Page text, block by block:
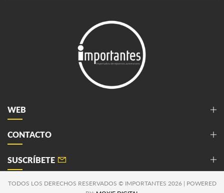
WEB
CONTACTO
SUSCRÍBETE
TODOS LOS DERECHOS RESERVADOS © IMPORTANTES 2026 | POWERED